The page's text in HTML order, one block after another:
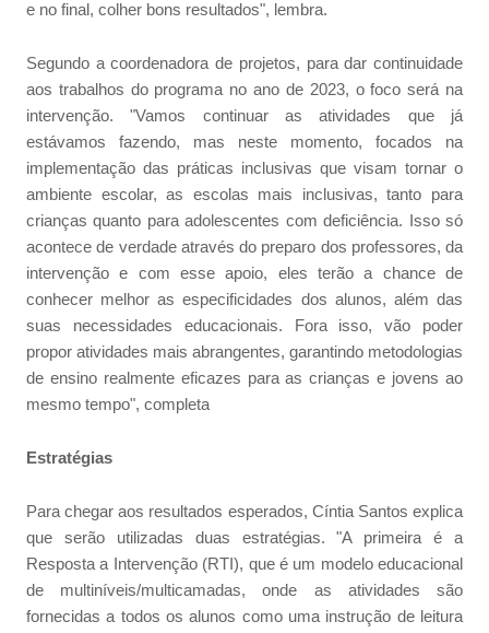
e no final, colher bons resultados", lembra.
Segundo a coordenadora de projetos, para dar continuidade
aos trabalhos do programa no ano de 2023, o foco será na
intervenção. "Vamos continuar as atividades que já
estávamos fazendo, mas neste momento, focados na
implementação das práticas inclusivas que visam tornar o
ambiente escolar, as escolas mais inclusivas, tanto para
crianças quanto para adolescentes com deficiência. Isso só
acontece de verdade através do preparo dos professores, da
intervenção e com esse apoio, eles terão a chance de
conhecer melhor as especificidades dos alunos, além das
suas necessidades educacionais. Fora isso, vão poder
propor atividades mais abrangentes, garantindo metodologias
de ensino realmente eficazes para as crianças e jovens ao
mesmo tempo", completa
Estratégias
Para chegar aos resultados esperados, Cíntia Santos explica
que serão utilizadas duas estratégias. "A primeira é a
Resposta a Intervenção (RTI), que é um modelo educacional
de multiníveis/multicamadas, onde as atividades são
fornecidas a todos os alunos como uma instrução de leitura